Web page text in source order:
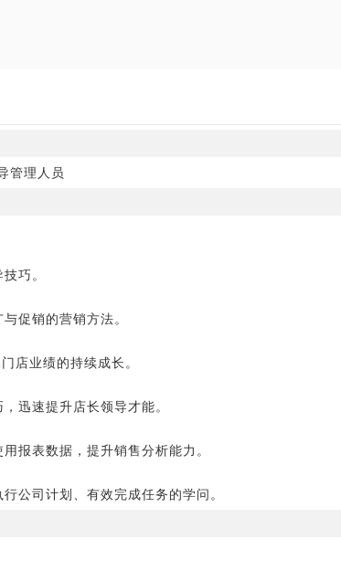
管理人员
巧。
促销的营销方法。
店业绩的持续成长。
迅速提升店长领导才能。
报表数据，提升销售分析能力。
公司计划、有效完成任务的学问。